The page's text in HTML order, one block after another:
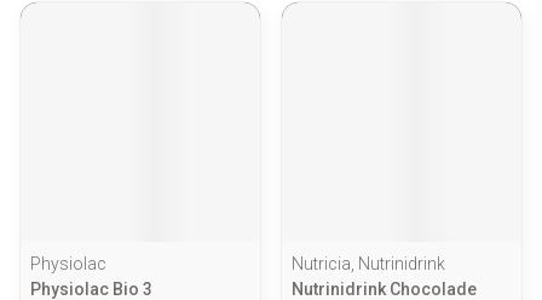
Physiolac
Physiolac Bio 3
Nutricia, Nutrinidrink
Nutrinidrink Chocolade